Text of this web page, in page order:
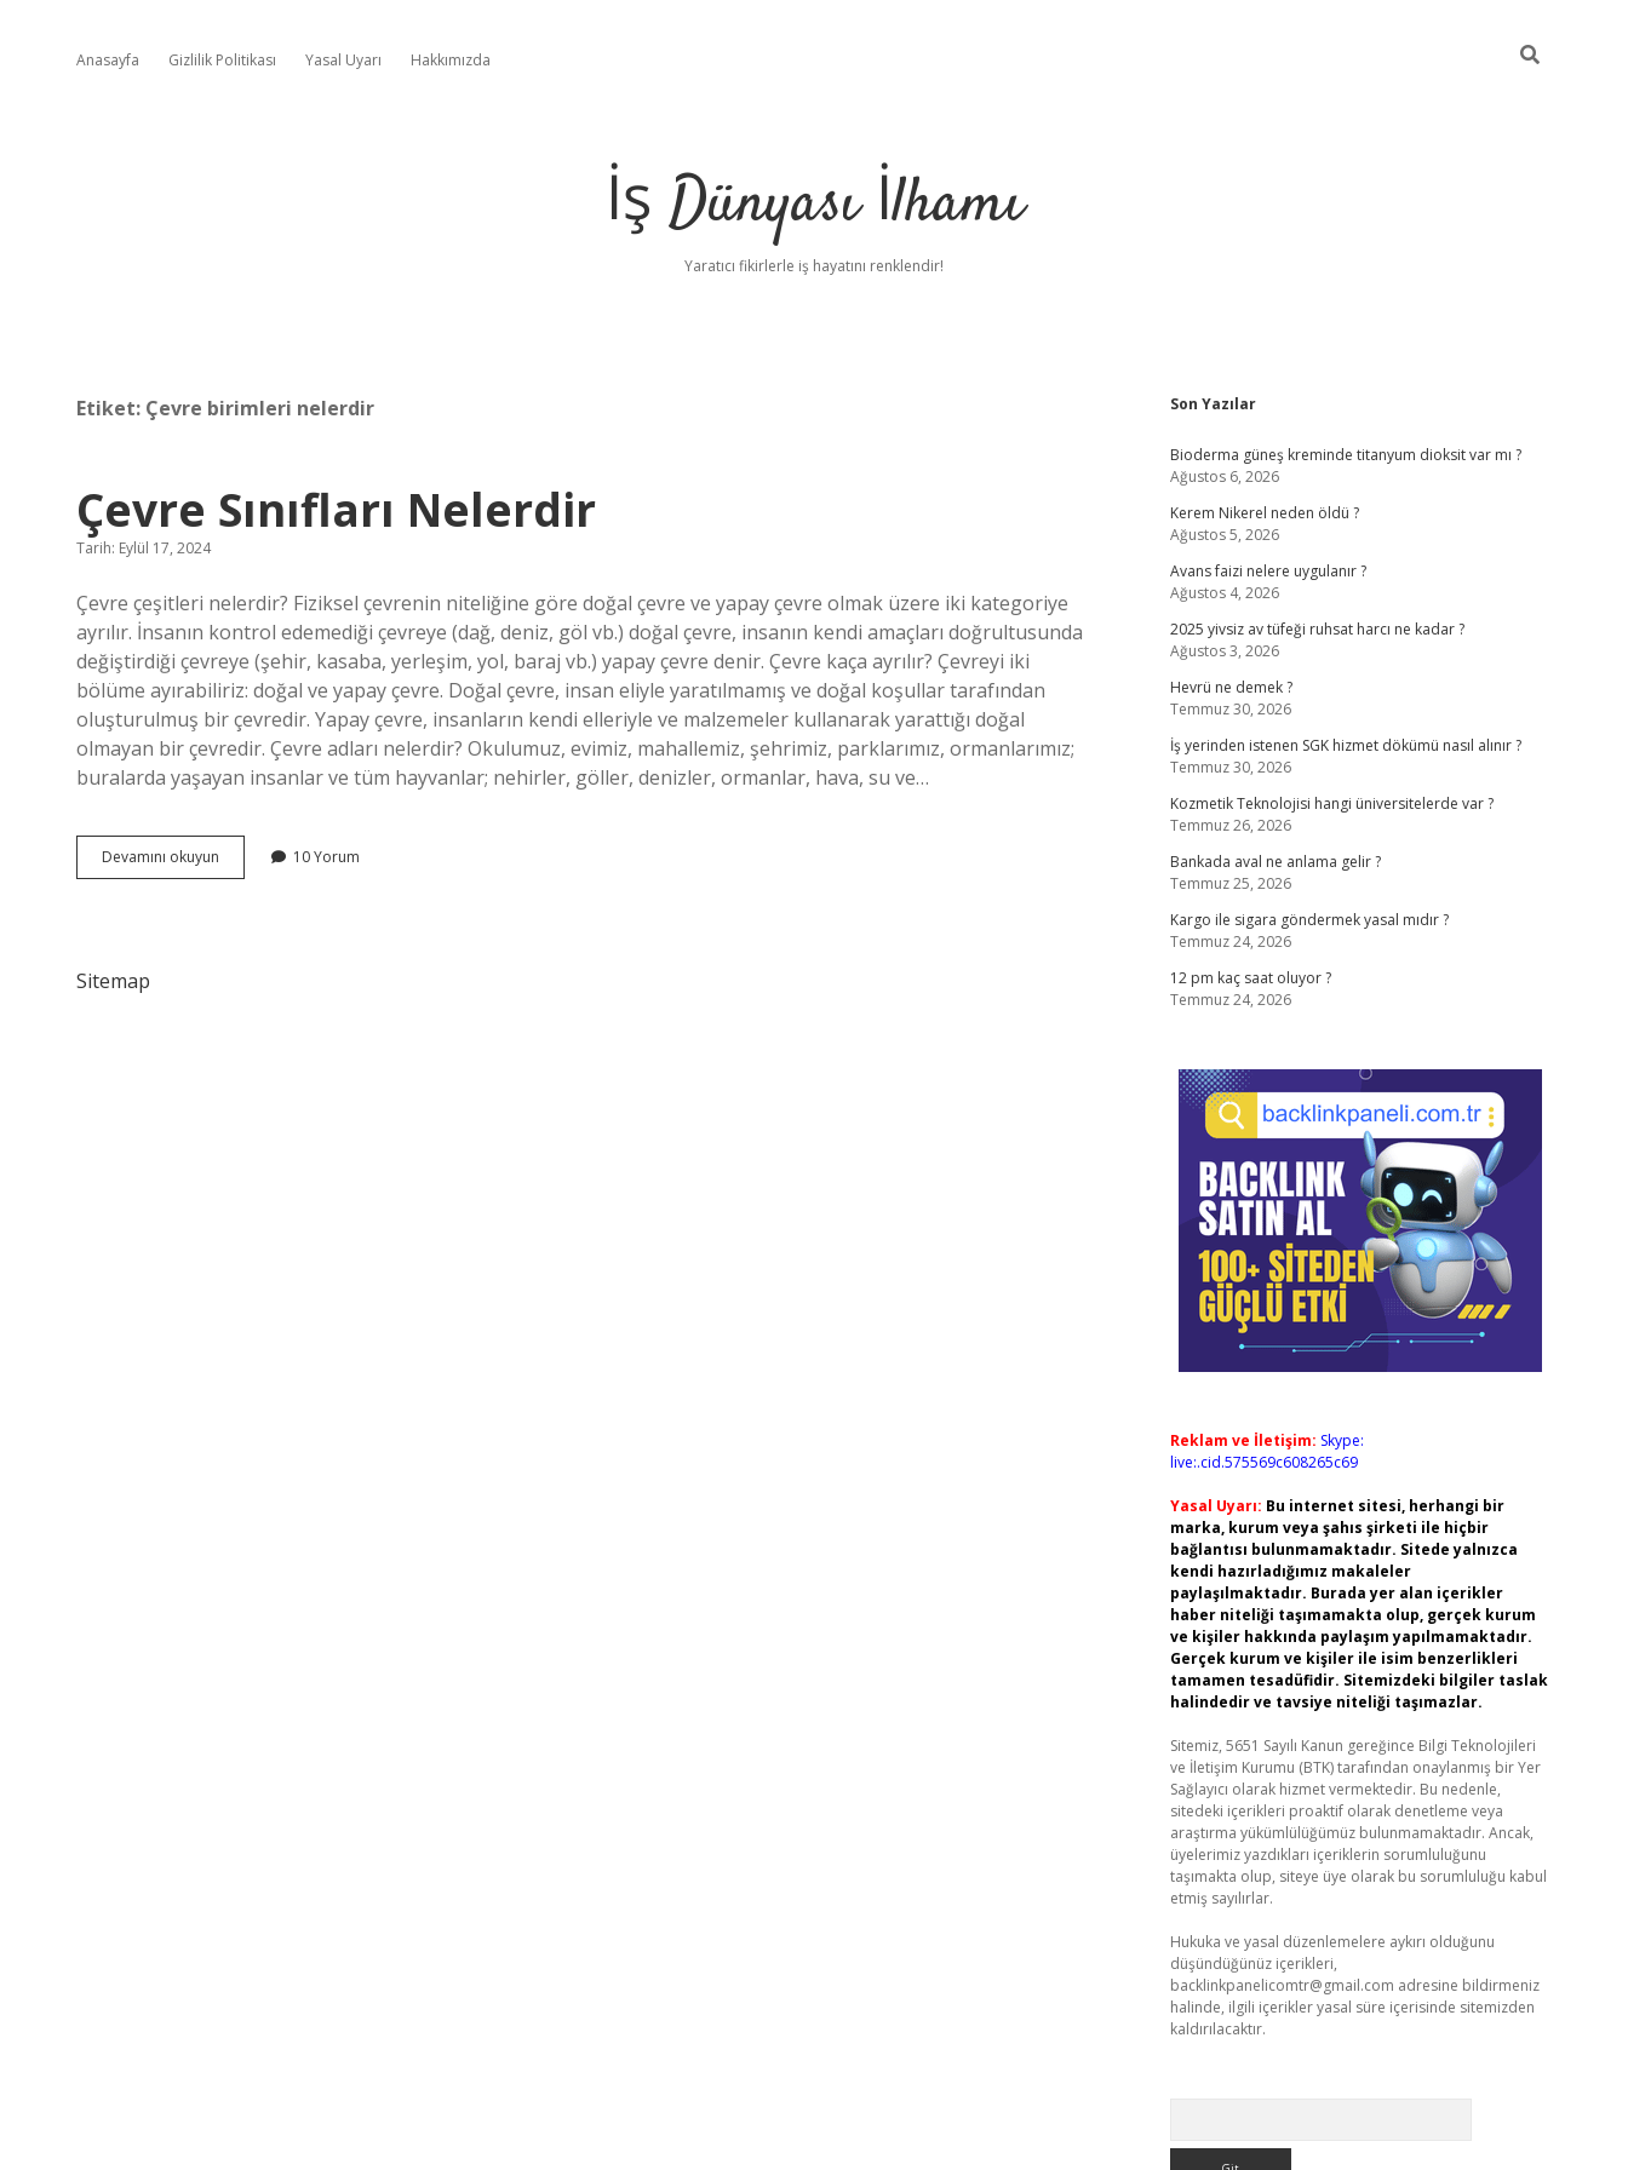
Anasayfa Gizlilik Politikası Yasal Uyarı Hakkımızda
İş Dünyası İlhamı
Yaratıcı fikirlerle iş hayatını renklendir!
Etiket: Çevre birimleri nelerdir
Çevre Sınıfları Nelerdir
Tarih: Eylül 17, 2024
Çevre çeşitleri nelerdir? Fiziksel çevrenin niteliğine göre doğal çevre ve yapay çevre olmak üzere iki kategoriye
ayrılır. İnsanın kontrol edemediği çevreye (dağ, deniz, göl vb.) doğal çevre, insanın kendi amaçları doğrultusunda
değiştirdiği çevreye (şehir, kasaba, yerleşim, yol, baraj vb.) yapay çevre denir. Çevre kaça ayrılır? Çevreyi iki
bölüme ayırabiliriz: doğal ve yapay çevre. Doğal çevre, insan eliyle yaratılmamış ve doğal koşullar tarafından
oluşturulmuş bir çevredir. Yapay çevre, insanların kendi elleriyle ve malzemeler kullanarak yarattığı doğal
olmayan bir çevredir. Çevre adları nelerdir? Okulumuz, evimiz, mahallemiz, şehrimiz, parklarımız, ormanlarımız;
buralarda yaşayan insanlar ve tüm hayvanlar; nehirler, göller, denizler, ormanlar, hava, su ve…
Devamını okuyun
Sınıfları
10 Yorum
Sitemap
Sidebar
Son Yazılar
Bioderma güneş kreminde titanyum dioksit var mı ?
Ağustos 6, 2026
Kerem Nikerel neden öldü ?
Ağustos 5, 2026
Avans faizi nelere uygulanır ?
Ağustos 4, 2026
2025 yivsiz av tüfeği ruhsat harcı ne kadar ?
Ağustos 3, 2026
Hevrü ne demek ?
Temmuz 30, 2026
İş yerinden istenen SGK hizmet dökümü nasıl alınır ?
Temmuz 30, 2026
Kozmetik Teknolojisi hangi üniversitelerde var ?
Temmuz 26, 2026
Bankada aval ne anlama gelir ?
Temmuz 25, 2026
Kargo ile sigara göndermek yasal mıdır ?
Temmuz 24, 2026
12 pm kaç saat oluyor ?
Temmuz 24, 2026
Reklam ve İletişim: Skype:
live:.cid.575569c608265c69
Yasal Uyarı: Bu internet sitesi, herhangi bir
marka, kurum veya şahıs şirketi ile hiçbir
bağlantısı bulunmamaktadır. Sitede yalnızca
kendi hazırladığımız makaleler
paylaşılmaktadır. Burada yer alan içerikler
haber niteliği taşımamakta olup, gerçek kurum
ve kişiler hakkında paylaşım yapılmamaktadır.
Gerçek kurum ve kişiler ile isim benzerlikleri
tamamen tesadüfidir. Sitemizdeki bilgiler taslak
halindedir ve tavsiye niteliği taşımazlar.
Sitemiz, 5651 Sayılı Kanun gereğince Bilgi Teknolojileri
ve İletişim Kurumu (BTK) tarafından onaylanmış bir Yer
Sağlayıcı olarak hizmet vermektedir. Bu nedenle,
sitedeki içerikleri proaktif olarak denetleme veya
araştırma yükümlülüğümüz bulunmamaktadır. Ancak,
üyelerimiz yazdıkları içeriklerin sorumluluğunu
taşımakta olup, siteye üye olarak bu sorumluluğu kabul
etmiş sayılırlar.
Hukuka ve yasal düzenlemelere aykırı olduğunu
düşündüğünüz içerikleri,
backlinkpanelicomtr@gmail.com adresine bildirmeniz
halinde, ilgili içerikler yasal süre içerisinde sitemizden
kaldırılacaktır.